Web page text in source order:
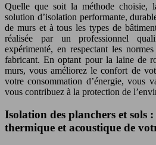
Quelle que soit la méthode choisie,
solution d’isolation performante,
de murs et à tous les types de
réalisée par un professionnel
expérimenté, en respectant les
fabricant. En optant pour la laine de
murs, vous améliorez le confort de
votre consommation d’énergie, vous
vous contribuez à la protection de
Isolation des planchers et sols
thermique et acoustique de